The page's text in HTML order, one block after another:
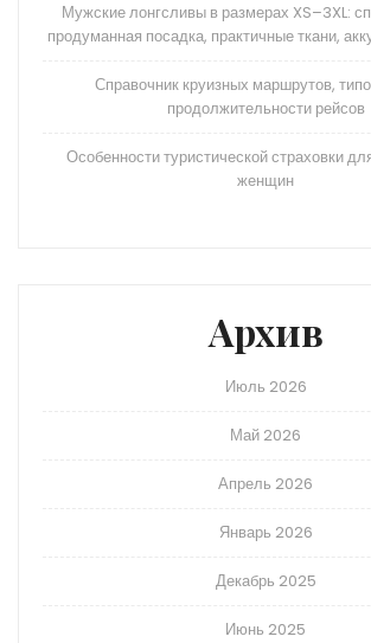
Мужские лонгсливы в размерах XS–3XL:
продуманная посадка, практичные ткани,
Справочник круизных маршрутов,
продолжительности рейсов
Особенности туристической страховки
женщин
Архив
Июль 2026
Май 2026
Апрель 2026
Январь 2026
Декабрь 2025
Июнь 2025